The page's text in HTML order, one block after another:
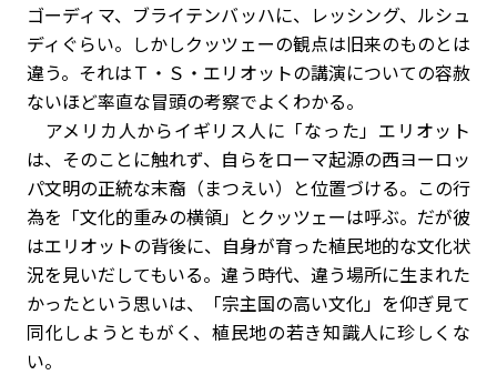
ゴーディマ、ブライテンバッハに、レッシング、ルシュ
ディぐらい。しかしクッツェーの観点は旧来のものとは
違う。それはＴ・Ｓ・エリオットの講演についての容赦
ないほど率直な冒頭の考察でよくわかる。
アメリカ人からイギリス人に「なった」エリオット
は、そのことに触れず、自らをローマ起源の西ヨーロッ
パ文明の正統な末裔（まつえい）と位置づける。この行
為を「文化的重みの横領」とクッツェーは呼ぶ。だが彼
はエリオットの背後に、自身が育った植民地的な文化状
況を見いだしてもいる。違う時代、違う場所に生まれた
かったという思いは、「宗主国の高い文化」を仰ぎ見て
同化しようともがく、植民地の若き知識人に珍しくな
い。